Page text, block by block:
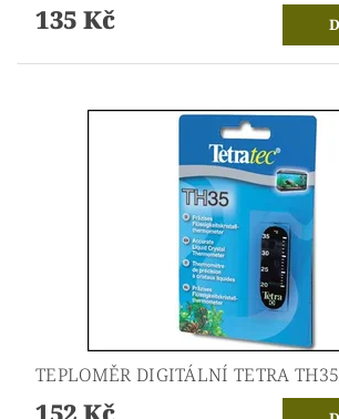
135 Kč
TEPLOMĚR DIGITÁLNÍ TETRA TH35
152 Kč